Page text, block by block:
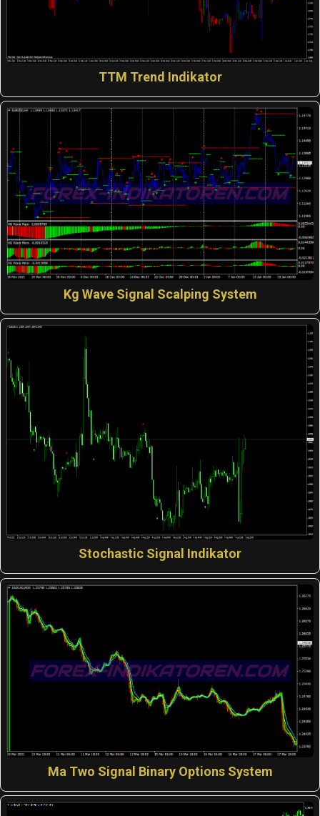
TTM Trend Indikator
Kg Wave Signal Scalping System
Stochastic Signal Indikator
Ma Two Signal Binary Options System